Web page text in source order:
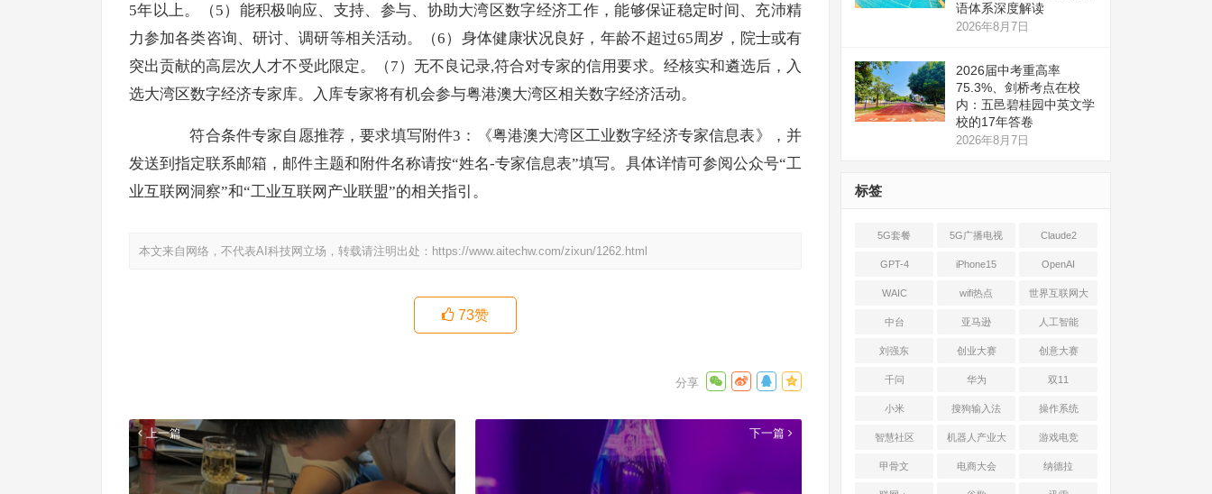
5年以上。（5）能积极响应、支持、参与、协助大湾区数字经济工作，能够保证稳定时间、充沛精
力参加各类咨询、研讨、调研等相关活动。（6）身体健康状况良好，年龄不超过65周岁，院士或有
突出贡献的高层次人才不受此限定。（7）无不良记录,符合对专家的信用要求。经核实和遴选后，入
选大湾区数字经济专家库。入库专家将有机会参与粤港澳大湾区相关数字经济活动。
符合条件专家自愿推荐，要求填写附件3：《粤港澳大湾区工业数字经济专家信息表》，并
发送到指定联系邮箱，邮件主题和附件名称请按“姓名-专家信息表”填写。具体详情可参阅公众号“工
业互联网洞察”和“工业互联网产业联盟”的相关指引。
本文来自网络，不代表AI科技网立场，转载请注明出处： https://www.aitechw.com/zixun/1262.html
73赞
上一篇 下一篇
语体系深度解读
2026年8月7日
2026届中考重高率
75.3%、剑桥考点在校
内：五邑碧桂园中英文学
校的17年答卷
2026年8月7日
标签
5G套餐 5G广播电视 Claude2
GPT-4 iPhone15 OpenAI
WAIC wifi热点 世界互联网大
会
中台 亚马逊 人工智能
刘强东 创业大赛 创意大赛
千问 华为 双11
小米 搜狗输入法 操作系统
智慧社区 机器人产业大
会
游戏电竞
甲骨文 电商大会 纳德拉